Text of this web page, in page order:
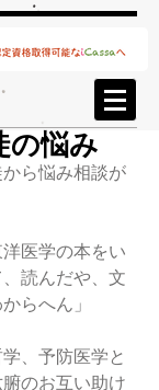
の悩み
ら悩み相談が
洋医学の本をい
読んだや、文
らへん」
、予防医学と
のお互い助け